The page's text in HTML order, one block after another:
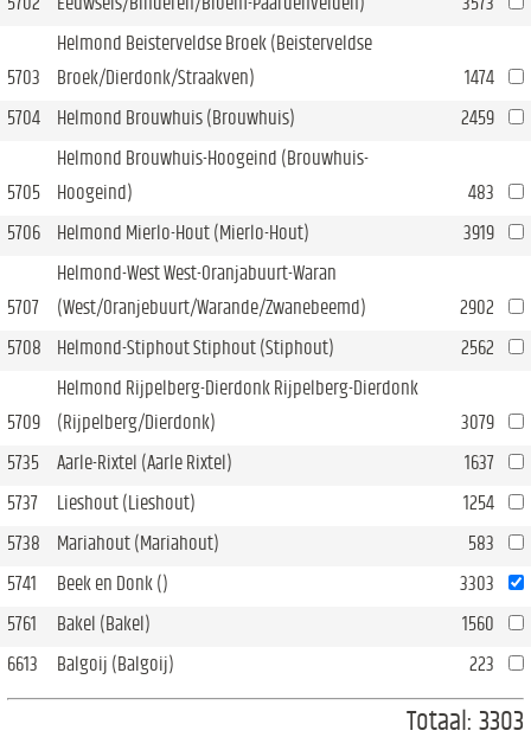
5703
Helmond Beisterveldse Broek (Beisterveldse
Broek/Dierdonk/Straakven)
1474
5704
Helmond Brouwhuis (Brouwhuis) 2459
5705
Helmond Brouwhuis-Hoogeind (Brouwhuis-
Hoogeind)
483
5706
Helmond Mierlo-Hout (Mierlo-Hout) 3919
5707
Helmond-West West-Oranjabuurt-Waran
(West/Oranjebuurt/Warande/Zwanebeemd)
2902
5708
Helmond-Stiphout Stiphout (Stiphout) 2562
5709
Helmond Rijpelberg-Dierdonk Rijpelberg-Dierdonk
(Rijpelberg/Dierdonk)
3079
5735
Aarle-Rixtel (Aarle Rixtel)
1637
5737
Lieshout (Lieshout)
1254
5738
Mariahout (Mariahout)
583
5741
Beek en Donk ()
3303
5761
Bakel (Bakel)
1560
6613
Balgoij (Balgoij) 223
Totaal: 3303